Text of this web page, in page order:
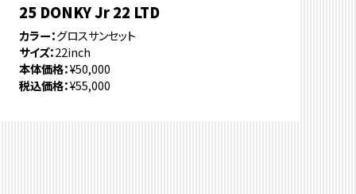
25 DONKY Jr 22 LTD
カラー グロスサンセット
サイズ 22inch
本体価格 ¥50,000
税込価格 ¥55,000